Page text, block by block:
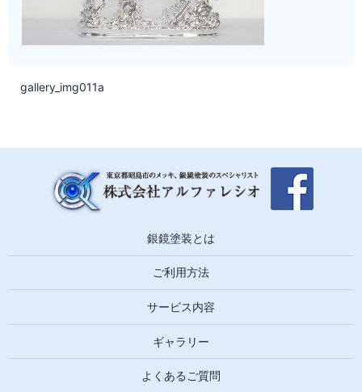
gallery_img011a
銀鏡塗装とは
ご利用方法
サービス内容
ギャラリー
よくあるご質問